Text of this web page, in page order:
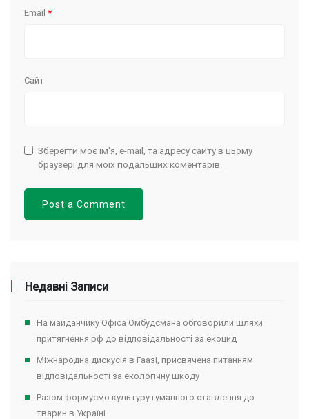
Email *
Сайт
Зберегти моє ім'я, e-mail, та адресу сайту в цьому
браузері для моїх подальших коментарів.
Недавні Записи
На майданчику Офіса Омбудсмана обговорили шляхи
притягнення рф до відповідальності за екоцид
Міжнародна дискусія в Гаазі, присвячена питанням
відповідальності за екологічну шкоду
Разом формуємо культуру гуманного ставлення до
тварин в Україні